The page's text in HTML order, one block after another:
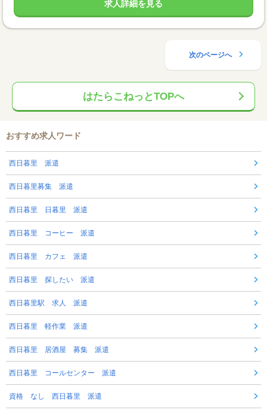
求人詳細を見る
次のページへ
はたらこねっとTOPへ
おすすめ求人ワード
西日暮里 派遣
西日暮里募集 派遣
西日暮里 日暮里 派遣
西日暮里 コーヒー 派遣
西日暮里 カフェ 派遣
西日暮里 探したい 派遣
西日暮里駅 求人 派遣
西日暮里 軽作業 派遣
西日暮里 居酒屋 募集 派遣
西日暮里 コールセンター 派遣
資格 なし 西日暮里 派遣